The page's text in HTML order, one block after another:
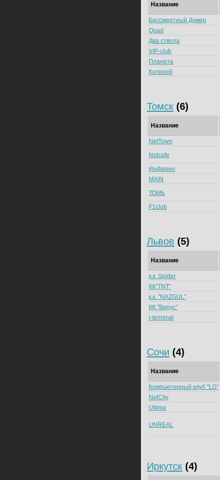
Название
Бессмертный Думер
Quad
Два ствола
VIP-club
Планета
Колизей
Томск (6)
Название
NetTown
Netcafe
Инферно
MAIN
ТОМЬ
F1club
Львов (5)
Название
к.к. Spider
КК"TNT"
к.к. "NAZGUL"
КК "Вирус"
i-terminal
Сочи (4)
Название
Компьютерный клуб "LG"
NetCity
Ultima
UNREAL
Иркутск (4)